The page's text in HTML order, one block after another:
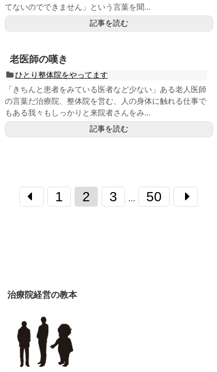
てないのでできません」という言葉を聞...
記事を読む
老医師の嘆き
ひとり整体院をやってます
「きちんと患者をみている医者など少ない」ある老人医師
の言葉だ治療院、整体院を営む、人の身体に触れる仕事で
もある我々もしっかりと来院者さんをみ...
記事を読む
1 2 3 … 50
治療院経営の教本